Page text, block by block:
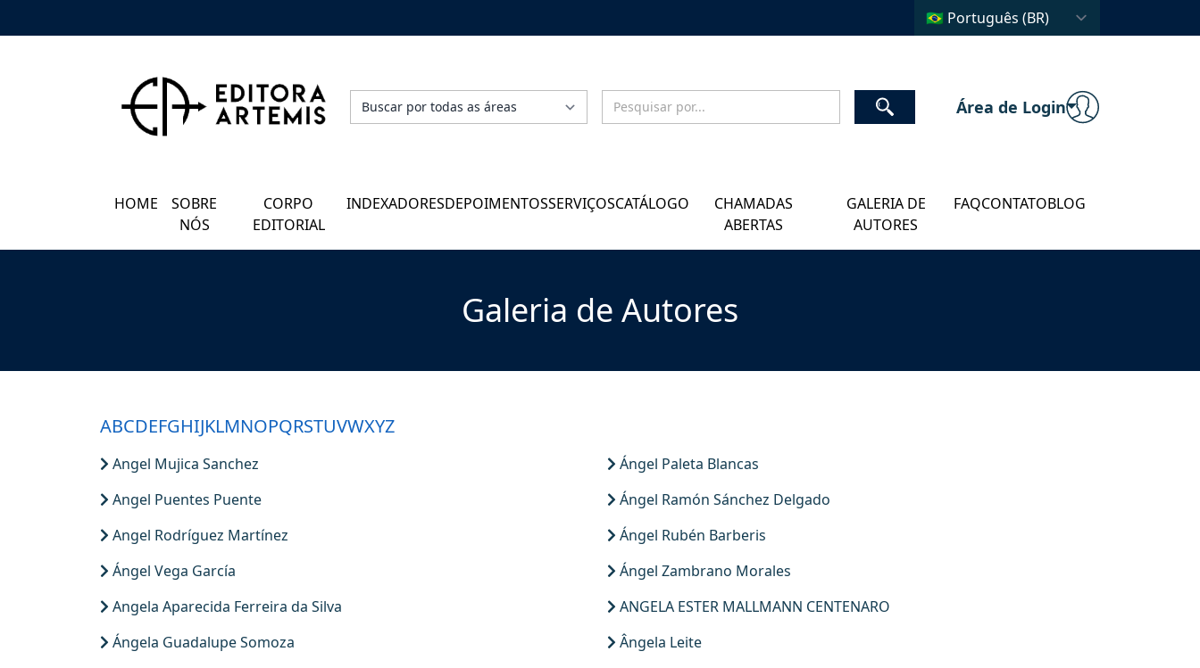
Área de Login
HOME
SOBRE
NÓS
CORPO
EDITORIAL
INDEXADORESDEPOIMENTOSSERVIÇOSCATÁLOGO
CHAMADAS
ABERTAS
GALERIA DE
AUTORES
FAQCONTATOBLOG
Galeria de Autores
ABCDEFGHIJKLMNOPQRSTUVWXYZ
Angel Mujica Sanchez
Ángel Paleta Blancas
Angel Puentes Puente
Ángel Ramón Sánchez Delgado
Angel Rodríguez Martínez
Ángel Rubén Barberis
Ángel Vega García
Ángel Zambrano Morales
Angela Aparecida Ferreira da Silva
ANGELA ESTER MALLMANN CENTENARO
Ángela Guadalupe Somoza
Ângela Leite
GALERIA DE AUTORES
CHAMADAS ABERTAS